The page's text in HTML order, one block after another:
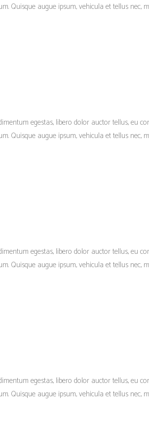
Quisque augue ipsum, vehicula et tellus nec,
egestas, libero dolor auctor tellus, eu
Quisque augue ipsum, vehicula et tellus nec,
egestas, libero dolor auctor tellus, eu
Quisque augue ipsum, vehicula et tellus nec,
egestas, libero dolor auctor tellus, eu
Quisque augue ipsum, vehicula et tellus nec,